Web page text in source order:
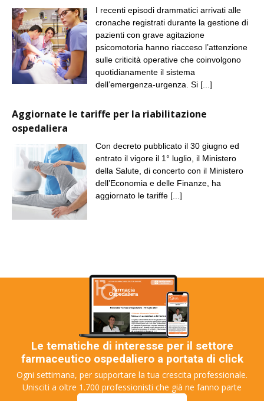
I recenti episodi drammatici arrivati alle
cronache registrati durante la gestione di
pazienti con grave agitazione
psicomotoria hanno riacceso l’attenzione
sulle criticità operative che coinvolgono
quotidianamente il sistema
dell’emergenza-urgenza. Si [...]
Aggiornate le tariffe per la riabilitazione
ospedaliera
Con decreto pubblicato il 30 giugno ed
entrato il vigore il 1° luglio, il Ministero
della Salute, di concerto con il Ministero
dell’Economia e delle Finanze, ha
aggiornato le tariffe [...]
Le tematiche di interesse per il settore
farmaceutico ospedaliero a portata di click
Ogni settimana, per supportare la tua crescita professionale.
Unisciti a oltre 1.700 professionisti che già ne fanno parte